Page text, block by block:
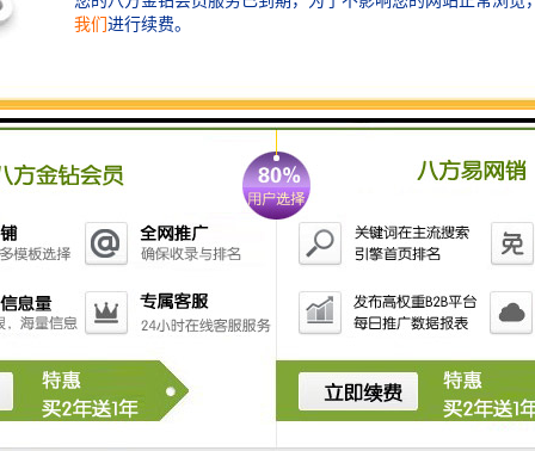
而避免工作台超出极限位置而发生碰撞事故。
受到外力作用时，触点处于断开状态；当受到外力作用
时，触点闭合，接通电路。常闭型行程开关在未受到外
力作用时，触点处于闭合状态；当受到外力作用时，触
点断开，切断电路。转换型行程开关则具有一对常开触
点和一对常闭触点，在受到外力作用时，常开触点闭
合，常闭触点断开，实现电路的转换控制。
行程开关通过机械碰撞和电气信号转换，实现了对机械
运动的位置检测和控制，为工业自动化生产提供了可靠
的安全保障和控制手段。